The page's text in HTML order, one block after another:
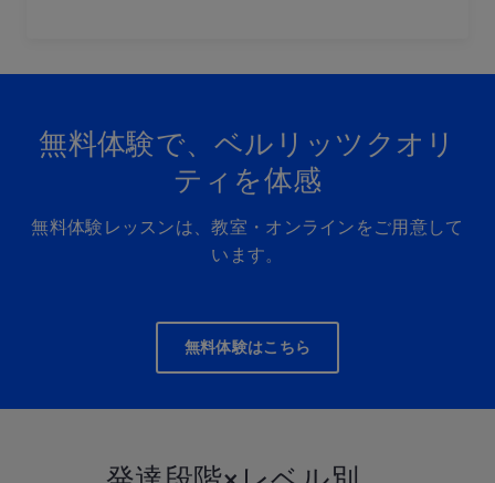
無料体験で、ベルリッツクオリ
ティを体感
無料体験レッスンは、教室・オンラインをご用意して
います。
無料体験はこちら